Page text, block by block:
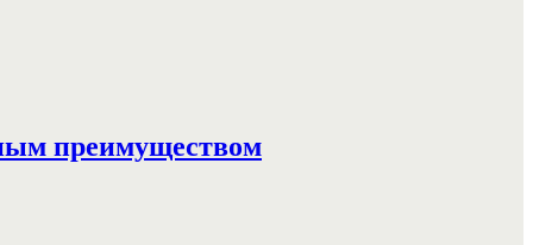
преимуществом